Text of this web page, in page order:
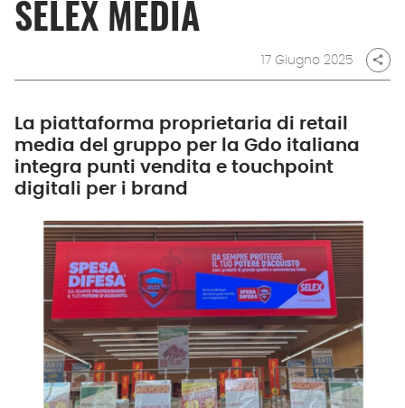
SELEX MEDIA
17 Giugno 2025 share
La piattaforma proprietaria di retail
media del gruppo per la Gdo italiana
integra punti vendita e touchpoint
digitali per i brand